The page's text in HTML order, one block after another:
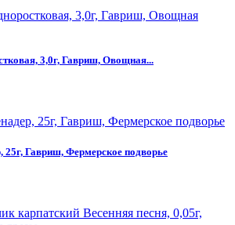
3,0г, Гавриш, Овощная...
25г, Гавриш, Фермерское подворье